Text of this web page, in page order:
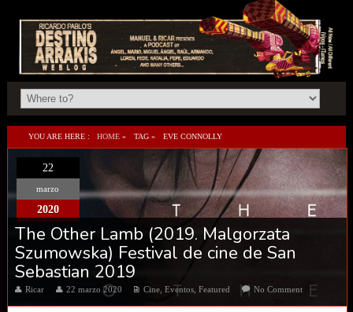
YOU ARE HERE : HOME » TAG » EVE CONNOLLY
22
marzo
2020
The Other Lamb (2019. Malgorzata
Szumowska) Festival de cine de San
Sebastian 2019
Ricar 22 marzo 2020 Cine, Eventos, Featured No Comment